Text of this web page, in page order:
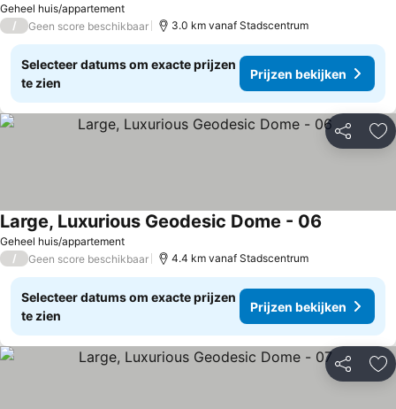
Geheel huis/appartement
/ Geen score beschikbaar 3.0 km vanaf Stadscentrum
Selecteer datums om exacte prijzen
te zien
Prijzen bekijken
Delen
Geheel huis/appartement
Large, Luxurious Geodesic Dome - 06
/ Geen score beschikbaar 4.4 km vanaf Stadscentrum
Selecteer datums om exacte prijzen
te zien
Prijzen bekijken
Delen